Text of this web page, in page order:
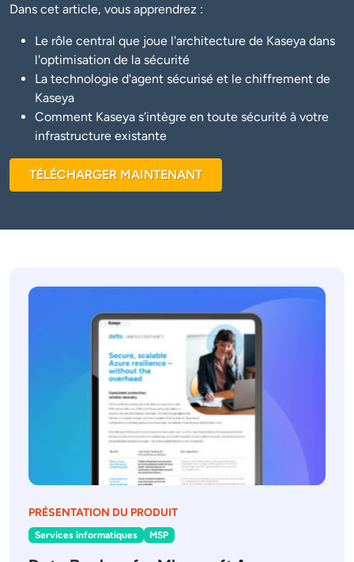
Dans cet article, vous apprendrez :
Le rôle central que joue l'architecture de Kaseya dans
l'optimisation de la sécurité
La technologie d'agent sécurisé et le chiffrement de
Kaseya
Comment Kaseya s'intègre en toute sécurité à votre
infrastructure existante
TÉLÉCHARGER MAINTENANT
PRÉSENTATION DU PRODUIT
Services informatiques MSP